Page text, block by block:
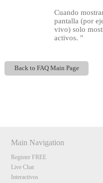
Cuando
pantalla (por
vivo) solo
activos. "
Back to FAQ Main Page
Main Navigation
Register FREE
Live Chat
Interactivos